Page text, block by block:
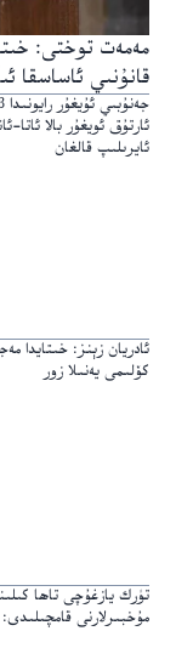
مەمەت توختى:
قانۇنىي ئاساسقا
ئارتۇق ئويغۇر بالا ئاتا-
ئايرىلىپ قالغان
ئادريان زېنز: خىتايدا
كۆلىمى يەنىلا زور
تۈرك يازغۇچى تاھا
مۇخبىرلارنى